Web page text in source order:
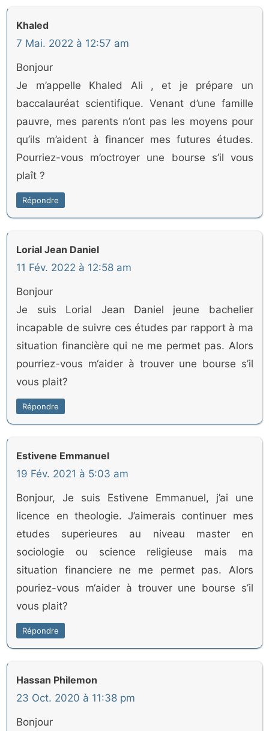
Khaled
7 Mai. 2022 à 12:57 am
Bonjour
Je m’appelle Khaled Ali , et je prépare un
baccalauréat scientifique. Venant d’une famille
pauvre, mes parents n’ont pas les moyens pour
qu’ils m’aident à financer mes futures études.
Pourriez-vous m’octroyer une bourse s’il vous
plaît ?
Répondre
Lorial Jean Daniel
11 Fév. 2022 à 12:58 am
Bonjour
Je suis Lorial Jean Daniel jeune bachelier
incapable de suivre ces études par rapport à ma
situation financière qui ne me permet pas. Alors
pourriez-vous m‘aider à trouver une bourse s’il
vous plait?
Répondre
Estivene Emmanuel
19 Fév. 2021 à 5:03 am
Bonjour, Je suis Estivene Emmanuel, j’ai une
licence en theologie. J’aimerais continuer mes
etudes superieures au niveau master en
sociologie ou science religieuse mais ma
situation financiere ne me permet pas. Alors
pouriez-vous m‘aider à trouver une bourse s’il
vous plait?
Répondre
Hassan Philemon
23 Oct. 2020 à 11:38 pm
Bonjour